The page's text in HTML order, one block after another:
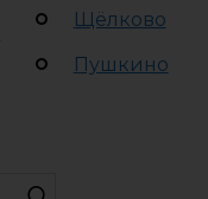
Щёлково
Пушкино